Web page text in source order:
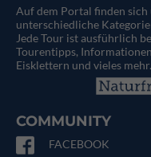
Auf dem Portal finden sich
unterschiedliche
Jede Tour ist ausführlich
Tourentipps,
Eisklettern und vieles mehr.
COMMUNITY
FACEBOOK